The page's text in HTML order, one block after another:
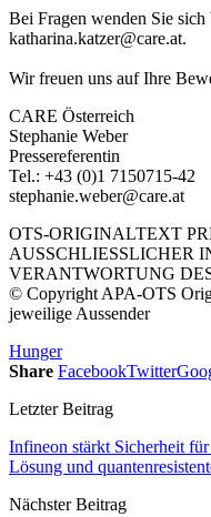
Bei Fragen wenden Sie sich
katharina.katzer@care.at.
Wir freuen uns auf Ihre
CARE Österreich
Stephanie Weber
Pressereferentin
Tel.: +43 (0)1 7150715-42
stephanie.weber@care.at
OTS-ORIGINALTEXT
AUSSCHLIESSLICHER
VERANTWORTUNG
© Copyright APA-OTS
jeweilige Aussender
Hunger
Share FacebookTwitter
Letzter Beitrag
Infineon stärkt Sicherheit
Lösung und
Nächster Beitrag